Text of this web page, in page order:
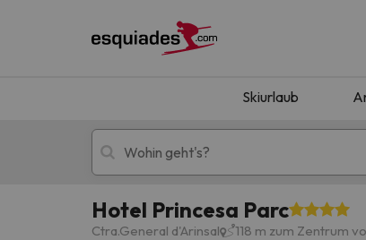
Skiurlaub
Skiurlaub Berghotels
Hotel Princesa Parc
Ctra.General d'Arinsal 118 m zum Zentrum